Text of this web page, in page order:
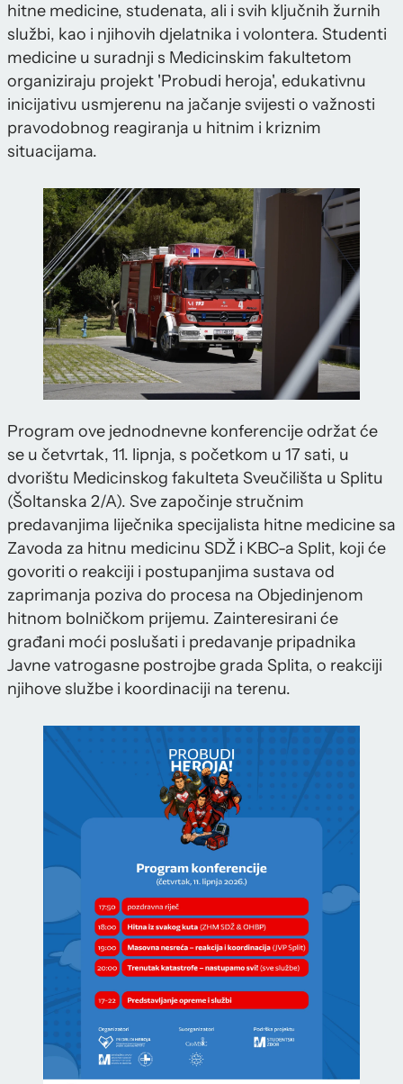
hitne medicine, studenata, ali i svih ključnih žurnih
službi, kao i njihovih djelatnika i volontera. Studenti
medicine u suradnji s Medicinskim fakultetom
organiziraju projekt 'Probudi heroja', edukativnu
inicijativu usmjerenu na jačanje svijesti o važnosti
pravodobnog reagiranja u hitnim i kriznim
situacijama.
Program ove jednodnevne konferencije održat će
se u četvrtak, 11. lipnja, s početkom u 17 sati, u
dvorištu Medicinskog fakulteta Sveučilišta u Splitu
(Šoltanska 2/A). Sve započinje stručnim
predavanjima liječnika specijalista hitne medicine sa
Zavoda za hitnu medicinu SDŽ i KBC-a Split, koji će
govoriti o reakciji i postupanjima sustava od
zaprimanja poziva do procesa na Objedinjenom
hitnom bolničkom prijemu. Zainteresirani će
građani moći poslušati i predavanje pripadnika
Javne vatrogasne postrojbe grada Splita, o reakciji
njihove službe i koordinaciji na terenu.